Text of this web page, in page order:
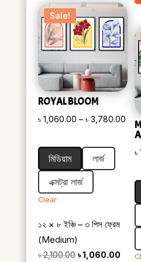
Sale!
ROYAL BLOOM
৳ 1,060.00 – ৳ 3,780.00
৳
৳
মিডিয়াম
লার্জ
এক্সট্রা লার্জ
Clear
১২ × ৮ ইঞ্চি – ৩ পিস ফ্রেম
(Medium)
৳2,100.00 Original
৳1,060.00
৳